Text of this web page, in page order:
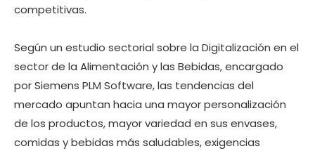
competitivas.
Según un estudio sectorial sobre la Digitalización en el
sector de la Alimentación y las Bebidas, encargado
por Siemens PLM Software, las tendencias del
mercado apuntan hacia una mayor personalización
de los productos, mayor variedad en sus envases,
comidas y bebidas más saludables, exigencias